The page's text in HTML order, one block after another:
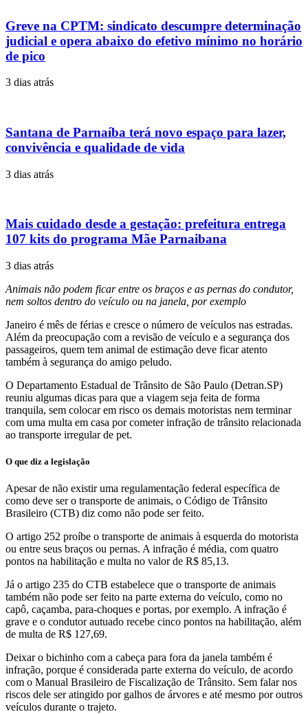
Greve na CPTM: sindicato descumpre determinação
judicial e opera abaixo do efetivo mínimo no horário
de pico
3 dias atrás
Santana de Parnaíba terá novo espaço para lazer,
convivência e qualidade de vida
3 dias atrás
Mais cuidado desde a gestação: prefeitura entrega
107 kits do programa Mãe Parnaibana
3 dias atrás
Animais não podem ficar entre os braços e as pernas do condutor,
nem soltos dentro do veículo ou na janela, por exemplo
Janeiro é mês de férias e cresce o número de veículos nas estradas.
Além da preocupação com a revisão de veículo e a segurança dos
passageiros, quem tem animal de estimação deve ficar atento
também à segurança do amigo peludo.
O Departamento Estadual de Trânsito de São Paulo (Detran.SP)
reuniu algumas dicas para que a viagem seja feita de forma
tranquila, sem colocar em risco os demais motoristas nem terminar
com uma multa em casa por cometer infração de trânsito relacionada
ao transporte irregular de pet.
O que diz a legislação
Apesar de não existir uma regulamentação federal específica de
como deve ser o transporte de animais, o Código de Trânsito
Brasileiro (CTB) diz como não pode ser feito.
O artigo 252 proíbe o transporte de animais à esquerda do motorista
ou entre seus braços ou pernas. A infração é média, com quatro
pontos na habilitação e multa no valor de R$ 85,13.
Já o artigo 235 do CTB estabelece que o transporte de animais
também não pode ser feito na parte externa do veículo, como no
capô, caçamba, para-choques e portas, por exemplo. A infração é
grave e o condutor autuado recebe cinco pontos na habilitação, além
de multa de R$ 127,69.
Deixar o bichinho com a cabeça para fora da janela também é
infração, porque é considerada parte externa do veículo, de acordo
com o Manual Brasileiro de Fiscalização de Trânsito. Sem falar nos
riscos dele ser atingido por galhos de árvores e até mesmo por outros
veículos durante o trajeto.